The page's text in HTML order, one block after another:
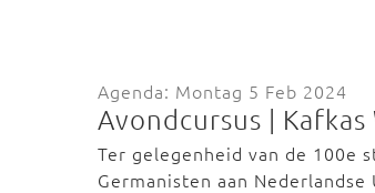
Agenda: Montag 5 Feb 2024
Avondcursus |
Ter gelegenheid van de 100e
Germanisten aan